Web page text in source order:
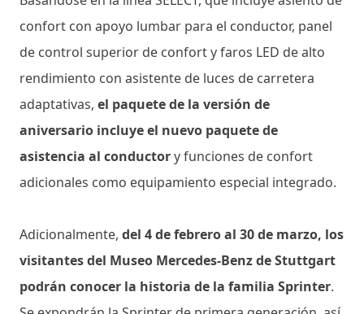
confort con apoyo lumbar para el conductor, panel
de control superior de confort y faros LED de alto
rendimiento con asistente de luces de carretera
adaptativas, el paquete de la versión de
aniversario incluye el nuevo paquete de
asistencia al conductory funciones de confort
adicionales como equipamiento especial integrado.
Adicionalmente, del 4 de febrero al 30 de marzo, los
visitantes del Museo Mercedes-Benz de Stuttgart
podrán conocer la historia de la familia Sprinter.